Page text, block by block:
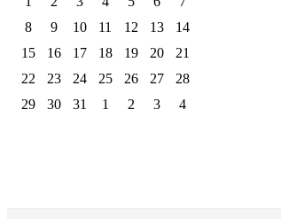
8
9 10 11 12 13
14
15
16 17 18 19 20
21
22
23 24 25 26 27
28
29
30 31 1 2 3 4